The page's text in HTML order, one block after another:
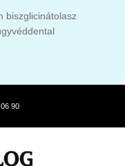
biszglicinátolasz
dental
90